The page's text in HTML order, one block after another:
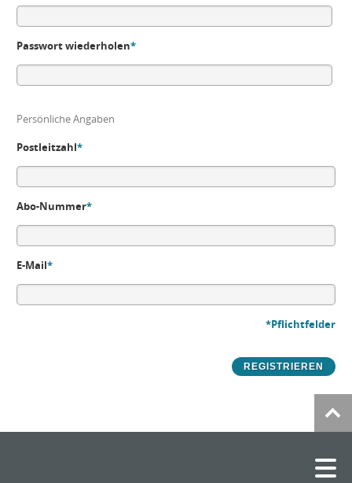
Passwort wiederholen*
Persönliche Angaben
Postleitzahl*
Abo-Nummer*
E-Mail*
*Pflichtfelder